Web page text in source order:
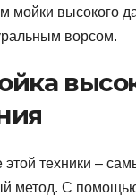
мойки высокого
ворсом.
техники –
метод. С